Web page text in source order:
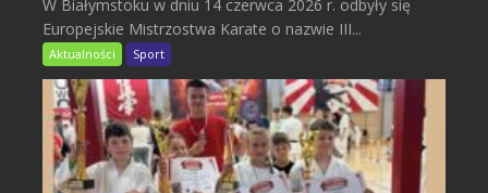
W Białymstoku w dniu 14 czerwca 2026 r. odbyły się
Europejskie Mistrzostwa Karate o nazwie III...
Aktualności Sport